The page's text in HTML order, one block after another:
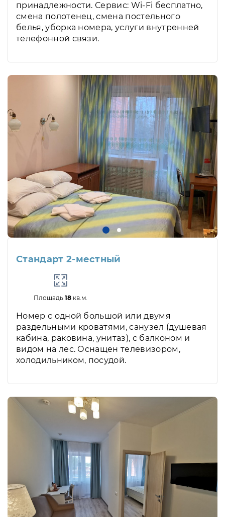
принадлежности. Сервис: Wi-Fi бесплатно,
смена полотенец, смена постельного
белья, уборка номера, услуги внутренней
телефонной связи.
Стандарт 2-местный
Площадь18 кв.м.
Номер с одной большой или двумя
раздельными кроватями, санузел (душевая
кабина, раковина, унитаз), с балконом и
видом на лес. Оснащен телевизором,
холодильником, посудой.